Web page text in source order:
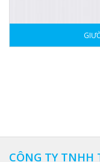
CÔNG TY TNHH